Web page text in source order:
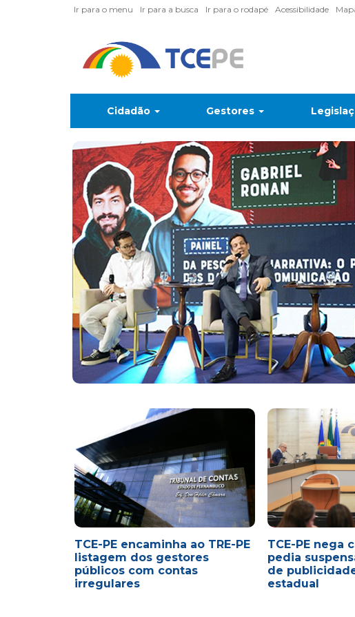
Ir para o menu Ir para a busca Ir para o rodapé Acessibilidade
Cidadão Gestores
TCE-PE encaminha ao TRE-PE
listagem dos gestores
públicos com contas
irregulares
TCE-PE nega
pedia
de
estadual